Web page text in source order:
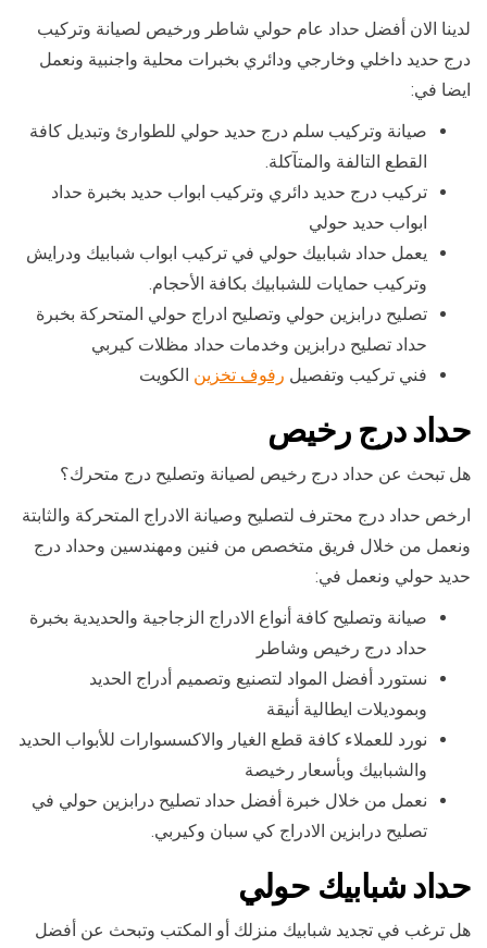
لدينا الان أفضل حداد عام حولي شاطر ورخيص لصيانة وتركيب
درج حديد داخلي وخارجي ودائري بخبرات محلية واجنبية ونعمل
ايضا في:
صيانة وتركيب سلم درج حديد حولي للطوارئ وتبديل كافة
القطع التالفة والمتآكلة.
تركيب درج حديد دائري وتركيب ابواب حديد بخبرة حداد
ابواب حديد حولي
يعمل حداد شبابيك حولي في تركيب ابواب شبابيك ودرايش
وتركيب حمايات للشبابيك بكافة الأحجام.
تصليح درابزين حولي وتصليح ادراج حولي المتحركة بخبرة
حداد تصليح درابزين وخدمات حداد مظلات كيربي
فني تركيب وتفصيل رفوف تخزين الكويت
حداد درج رخيص
هل تبحث عن حداد درج رخيص لصيانة وتصليح درج متحرك؟
ارخص حداد درج محترف لتصليح وصيانة الادراج المتحركة والثابتة
ونعمل من خلال فريق متخصص من فنين ومهندسين وحداد درج
حديد حولي ونعمل في:
صيانة وتصليح كافة أنواع الادراج الزجاجية والحديدية بخبرة
حداد درج رخيص وشاطر
نستورد أفضل المواد لتصنيع وتصميم أدراج الحديد
وبموديلات ايطالية أنيقة
نورد للعملاء كافة قطع الغيار والاكسسوارات للأبواب الحديد
والشبابيك وبأسعار رخيصة
نعمل من خلال خبرة أفضل حداد تصليح درابزين حولي في
تصليح درابزين الادراج كي سبان وكيربي.
حداد شبابيك حولي
هل ترغب في تجديد شبابيك منزلك أو المكتب وتبحث عن أفضل